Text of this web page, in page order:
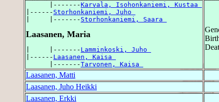
      |-------
Karvala, Isohonkaniemi, Kustaa
|------ Storhonkaniemi, Juho
|     |------- Storhonkaniemi, Saara
Laasanen, Maria
|     |------- Lamminkoski, Juho
|------ Laasanen, Kaisa
      |-------
Tarvonen, Kaisa
Laasanen, Matti
Laasanen, Juho Heikki
Laasanen, Erkki